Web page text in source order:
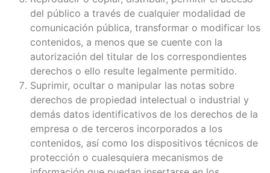
del público a través de cualquier modalidad de
comunicación pública, transformar o modificar los
contenidos, a menos que se cuente con la
autorización del titular de los correspondientes
derechos o ello resulte legalmente permitido.
Suprimir, ocultar o manipular las notas sobre
derechos de propiedad intelectual o industrial y
demás datos identificativos de los derechos de la
empresa o de terceros incorporados a los
contenidos, así como los dispositivos técnicos de
protección o cualesquiera mecanismos de